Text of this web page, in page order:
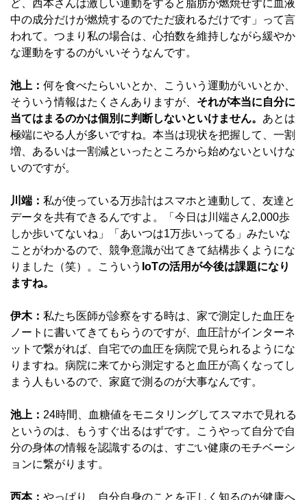
ど、西本さんは激しい運動をすると脂肪が燃焼せずに血液
中の成分だけが燃焼するのでただ疲れるだけです」って言
われて。つまり私の場合は、心拍数を維持しながら緩やか
な運動をするのがいいそうなんです。
池上： 何を食べたらいいとか、こういう運動がいいとか、
そういう情報はたくさんありますが、 それが本当に自分に
当てはまるのかは個別に判断しないといけません。 あとは
極端にやる人が多いですね。本当は現状を把握して、一割
増、あるいは一割減といったところから始めないといけな
いのですが。
川端： 私が使っている万歩計はスマホと連動して、友達と
データを共有できるんですよ。「今日は川端さん2,000歩
しか歩いてないね」「あいつは1万歩いってる」みたいな
ことがわかるので、競争意識が出てきて結構歩くようにな
りました（笑）。こういう IoTの活用が今後は課題になり
ますね。
伊木： 私たち医師が診察をする時は、家で測定した血圧を
ノートに書いてきてもらうのですが、血圧計がインターネ
ットで繋がれば、自宅での血圧を病院で見られるようにな
りますね。病院に来てから測定すると血圧が高くなってし
まう人もいるので、家庭で測るのが大事なんです。
池上： 24時間、血糖値をモニタリングしてスマホで見れる
というのは、もうすぐ出るはずです。こうやって自分で自
分の身体の情報を認識するのは、すごい健康のモチベーシ
ョンに繋がります。
西本： やっぱり、自分自身のことを正しく知るのが健康へ